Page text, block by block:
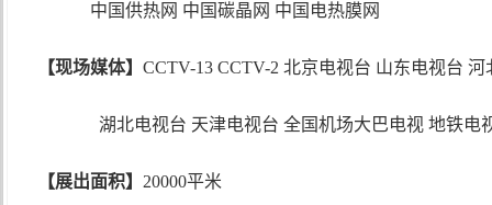
中国供热网 中国碳晶网 中国电热膜网
【现场媒体】 CCTV-13 CCTV-2 北京电视台 山东电视台
湖北电视台 天津电视台 全国机场大巴电视 地铁电
【展出面积】 20000平米